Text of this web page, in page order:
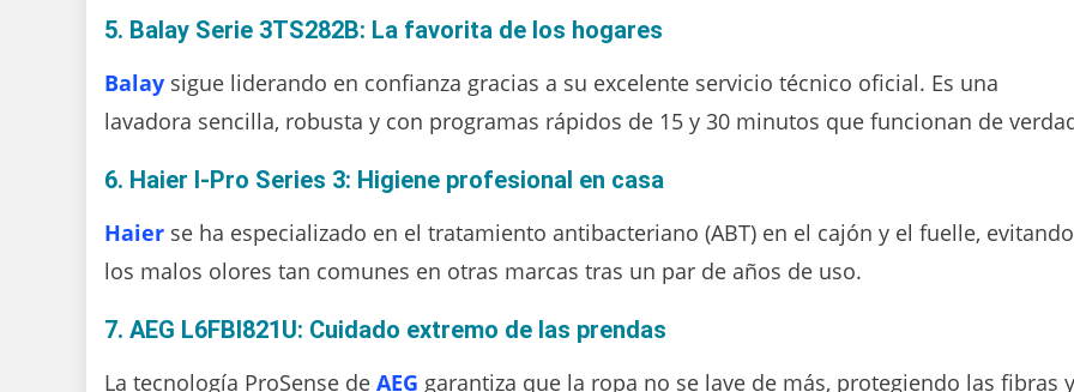
5. Balay Serie 3TS282B: La favorita de los hogares
Balay sigue liderando en confianza gracias a su excelente servicio técnico oficial. Es una
lavadora sencilla, robusta y con programas rápidos de 15 y 30 minutos que funcionan de
6. Haier I-Pro Series 3: Higiene profesional en casa
Haier se ha especializado en el tratamiento antibacteriano (ABT) en el cajón y el fuelle, evitando
los malos olores tan comunes en otras marcas tras un par de años de uso.
7. AEG L6FBI821U: Cuidado extremo de las prendas
La tecnología ProSense de AEG garantiza que la ropa no se lave de más, protegiendo las fibras y